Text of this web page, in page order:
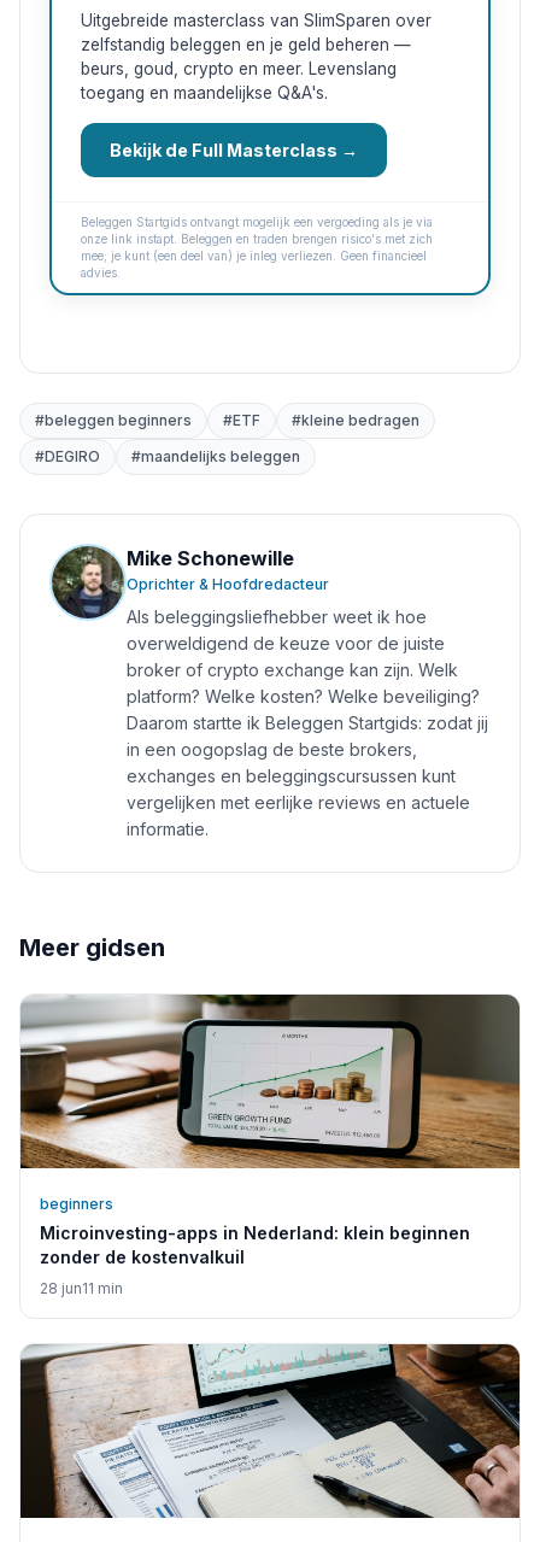
Uitgebreide masterclass van SlimSparen over
zelfstandig beleggen en je geld beheren —
beurs, goud, crypto en meer. Levenslang
toegang en maandelijkse Q&A's.
Bekijk de Full Masterclass →
Beleggen Startgids ontvangt mogelijk een vergoeding als je via
onze link instapt. Beleggen en traden brengen risico's met zich
mee; je kunt (een deel van) je inleg verliezen. Geen financieel
advies.
#beleggen beginners #ETF #kleine bedragen
#DEGIRO #maandelijks beleggen
Mike Schonewille
Oprichter & Hoofdredacteur
Als beleggingsliefhebber weet ik hoe
overweldigend de keuze voor de juiste
broker of crypto exchange kan zijn. Welk
platform? Welke kosten? Welke beveiliging?
Daarom startte ik Beleggen Startgids: zodat jij
in een oogopslag de beste brokers,
exchanges en beleggingscursussen kunt
vergelijken met eerlijke reviews en actuele
informatie.
Meer gidsen
beginners
Microinvesting-apps in Nederland: klein beginnen
zonder de kostenvalkuil
28 jun11 min